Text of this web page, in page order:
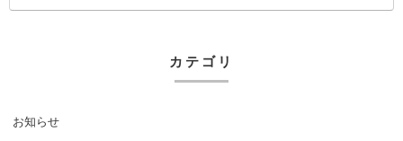
カテゴリ
お知らせ